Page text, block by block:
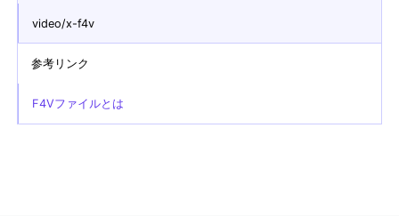
video/x-f4v
参考リンク
F4Vファイルとは